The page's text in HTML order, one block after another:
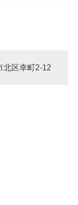
北区幸町2-12